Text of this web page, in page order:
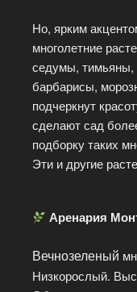
Но, ярким
многолетние
седумы, тимьяны,
барбарисы,
подчеркнут
сделают сад
подборку таких
Эти и другие
Аренария
Вечнозеленый
Низкорослый.